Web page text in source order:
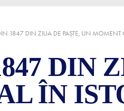
1847 DIN ZIUA DE PAȘTE, UN MOMENT
DIN
ÎN